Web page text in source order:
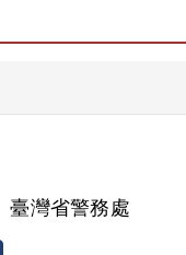
臺灣省警務處